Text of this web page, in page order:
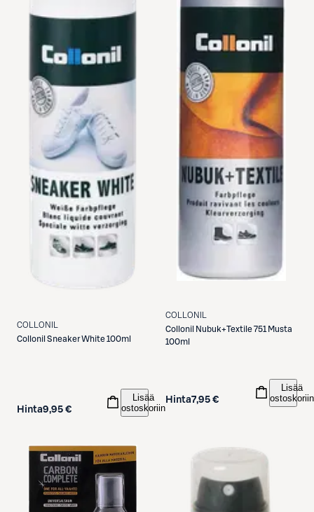
COLLONIL
Collonil Sneaker White 100ml
Hinta9,95 €
Lisää
ostoskoriin
COLLONIL
Collonil Nubuk+Textile 751 Musta
100ml
Hinta7,95 €
Lisää
ostoskoriin